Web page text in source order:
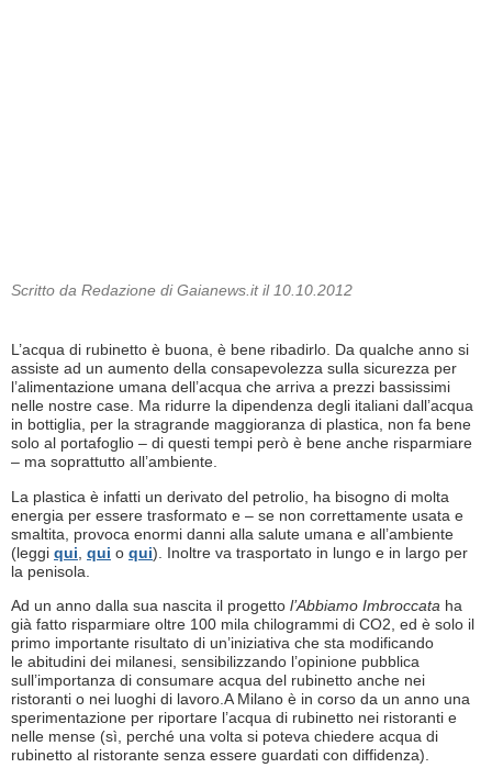
Scritto da Redazione di Gaianews.it il 10.10.2012
L’acqua di rubinetto è buona, è bene ribadirlo. Da qualche anno si
assiste ad un aumento della consapevolezza sulla sicurezza per
l’alimentazione umana dell’acqua che arriva a prezzi bassissimi
nelle nostre case. Ma ridurre la dipendenza degli italiani dall’acqua
in bottiglia, per la stragrande maggioranza di plastica, non fa bene
solo al portafoglio – di questi tempi però è bene anche risparmiare
– ma soprattutto all’ambiente.
La plastica è infatti un derivato del petrolio, ha bisogno di molta
energia per essere trasformato e – se non correttamente usata e
smaltita, provoca enormi danni alla salute umana e all’ambiente
(leggi qui qui o qui). Inoltre va trasportato in lungo e in largo per
la penisola.
Ad un anno dalla sua nascita il progetto l’Abbiamo Imbroccata ha
già fatto risparmiare oltre 100 mila chilogrammi di CO2, ed è solo il
primo importante risultato di un’iniziativa che sta modificando
le abitudini dei milanesi, sensibilizzando l’opinione pubblica
sull’importanza di consumare acqua del rubinetto anche nei
ristoranti o nei luoghi di lavoro.A Milano è in corso da un anno una
sperimentazione per riportare l’acqua di rubinetto nei ristoranti e
nelle mense (sì, perché una volta si poteva chiedere acqua di
rubinetto al ristorante senza essere guardati con diffidenza).